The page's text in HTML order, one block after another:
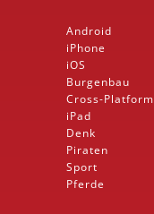
Android
iPhone
iOS
Burgenbau
Cross-Platform
iPad
Denk
Piraten
Sport
Pferde